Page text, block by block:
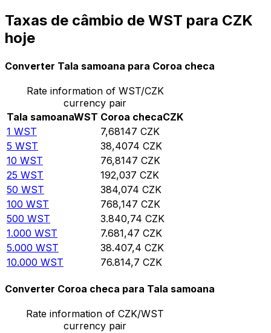
Taxas de câmbio de WST para CZK
hoje
Converter Tala samoana para Coroa checa
Rate information of WST/CZK
currency pair
Tala samoanaWST Coroa checaCZK
1 WST 7,68147 CZK
5 WST 38,4074 CZK
10 WST 76,8147 CZK
25 WST 192,037 CZK
50 WST 384,074 CZK
100 WST 768,147 CZK
500 WST 3.840,74 CZK
1.000 WST 7.681,47 CZK
5.000 WST 38.407,4 CZK
10.000 WST 76.814,7 CZK
Converter Coroa checa para Tala samoana
Rate information of CZK/WST
currency pair